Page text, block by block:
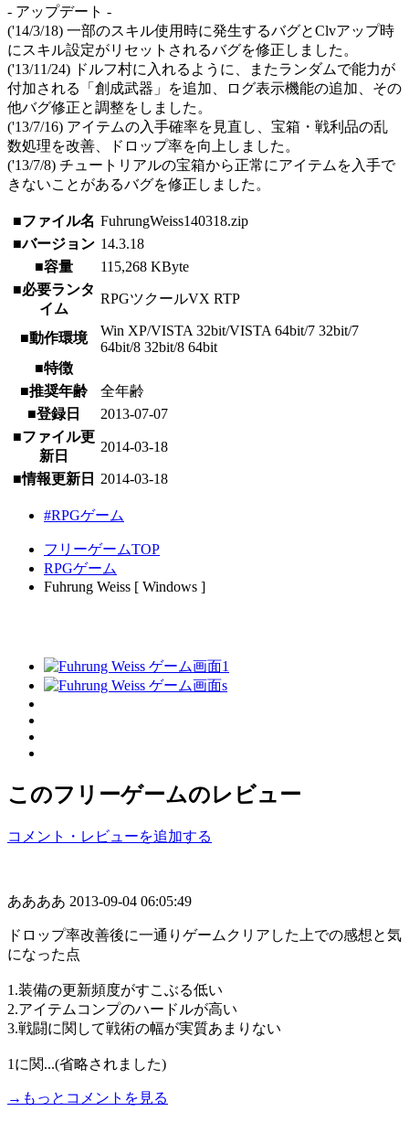
- アップデート -
('14/3/18) 一部のスキル使用時に発生するバグとClvアップ時
にスキル設定がリセットされるバグを修正しました。
('13/11/24) ドルフ村に入れるように、またランダムで能力が
付加される「創成武器」を追加、ログ表示機能の追加、その
他バグ修正と調整をしました。
('13/7/16) アイテムの入手確率を見直し、宝箱・戦利品の乱
数処理を改善、ドロップ率を向上しました。
('13/7/8) チュートリアルの宝箱から正常にアイテムを入手で
きないことがあるバグを修正しました。
■ファイル名 FuhrungWeiss140318.zip
■バージョン 14.3.18
■容量
115,268 KByte
■必要ランタ
イム
RPGツクールVX RTP
■動作環境
Win XP/VISTA 32bit/VISTA 64bit/7 32bit/7
64bit/8 32bit/8 64bit
■特徴
■推奨年齢
全年齢
■登録日
2013-07-07
■ファイル更
新日
2014-03-18
■情報更新日 2014-03-18
#RPGゲーム
フリーゲームTOP
RPGゲーム
Fuhrung Weiss [ Windows ]
このフリーゲームのレビュー
コメント・レビューを追加する
ああああ 2013-09-04 06:05:49
ドロップ率改善後に一通りゲームクリアした上での感想と気
になった点
1.装備の更新頻度がすこぶる低い
2.アイテムコンプのハードルが高い
3.戦闘に関して戦術の幅が実質あまりない
1に関...(省略されました)
→もっとコメントを見る